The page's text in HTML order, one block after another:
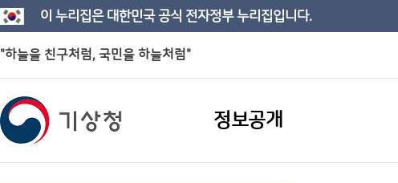
이 누리집은 대한민국 공식 전자정부 누리집입니다.
"하늘을 친구처럼, 국민을 하늘처럼"
정보공개